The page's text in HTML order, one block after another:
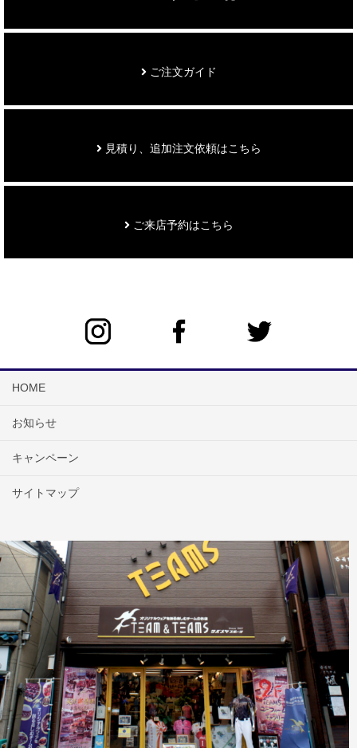
ご注文ガイド
見積り、追加注文依頼はこちら
ご来店予約はこちら
HOME
お知らせ
キャンペーン
サイトマップ